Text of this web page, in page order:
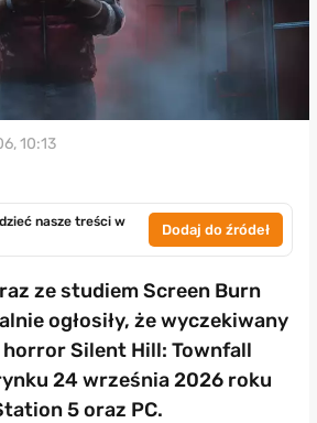
10:13
nasze treści w
Dodaj do źródeł
ze studiem Screen Burn
ogłosiły, że wyczekiwany
Silent Hill: Townfall
24 września 2026 roku
5 oraz PC.